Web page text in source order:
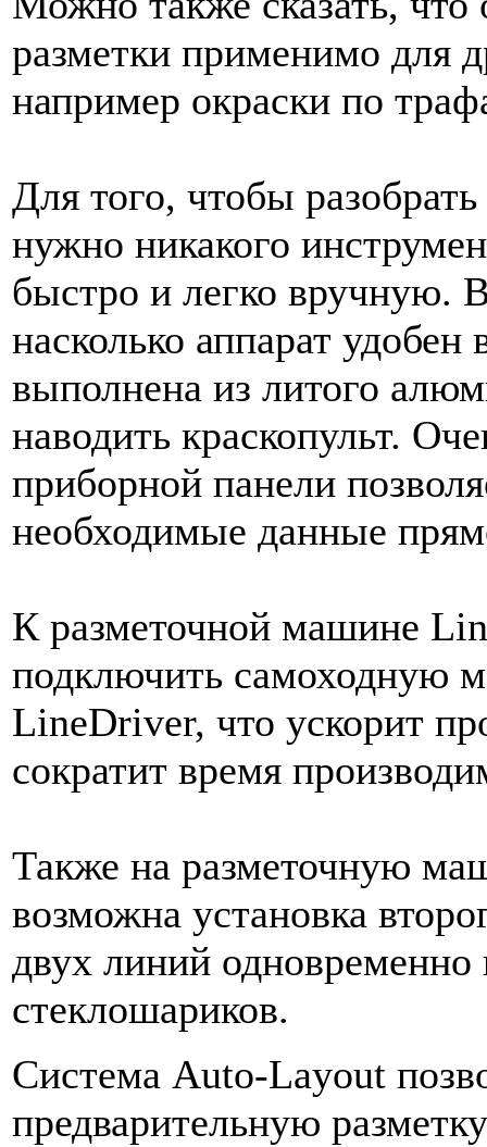
разметки применимо для
например окраски по
Для того, чтобы
нужно никакого
быстро и легко вручную.
насколько аппарат
выполнена из литого
наводить краскопульт.
приборной панели
необходимые данные
К разметочной машине
подключить самоходную
LineDriver, что ускорит
сократит время
Также на разметочную
возможна установка
двух линий
стеклошариков.
Система Auto-Layout
предварительную